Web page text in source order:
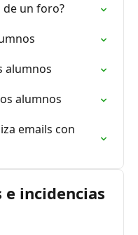
de un foro?
alumnos
alumnos
emails con
incidencias